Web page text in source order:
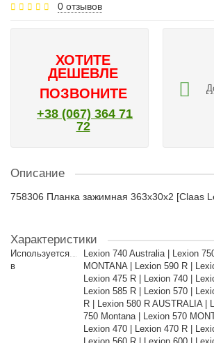
0 отзывов
ХОТИТЕ
ДЕШЕВЛЕ
ПОЗВОНИТЕ
+38 (067) 364 71
72
Описание
758306 Планка зажимная 363x30x2 [Claas
Характеристики
Используется
в
Lexion 740 Australia | Lexion
MONTANA | Lexion 590 R |
Lexion 475 R | Lexion 740 |
Lexion 585 R | Lexion 570 |
R | Lexion 580 R AUSTRALIA |
750 Montana | Lexion 570
Lexion 470 | Lexion 470 R |